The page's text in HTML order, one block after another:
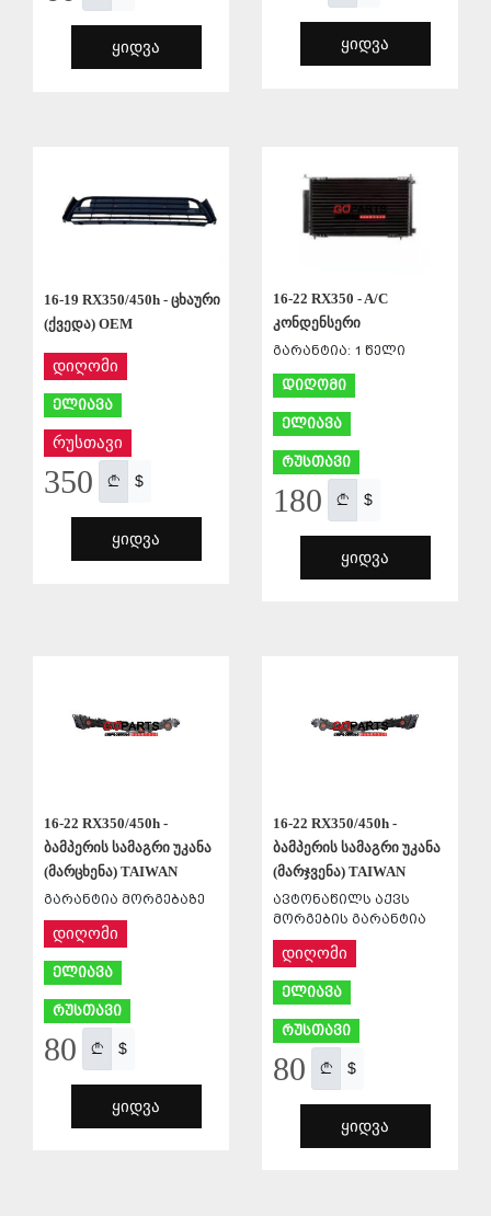
ᲧᲘᲓᲕᲐ ᲧᲘᲓᲕᲐ
16-19 RX350/450h - ცხაური
(ქვედა) OEM
დიღომი
ელიავა
რუსთავი
350 $
ᲧᲘᲓᲕᲐ
16-22 RX350 - A/C
კონდენსერი
გარანტია: 1 წელი
დიღომი
ელიავა
რუსთავი
180 $
ᲧᲘᲓᲕᲐ
16-22 RX350/450h -
ბამპერის სამაგრი უკანა
(მარცხენა) TAIWAN
გარანტია მორგებაზე
დიღომი
ელიავა
რუსთავი
80 $
ᲧᲘᲓᲕᲐ
16-22 RX350/450h -
ბამპერის სამაგრი უკანა
(მარჯვენა) TAIWAN
ავტონაწილს აქვს
მორგების გარანტია
დიღომი
ელიავა
რუსთავი
80 $
ᲧᲘᲓᲕᲐ